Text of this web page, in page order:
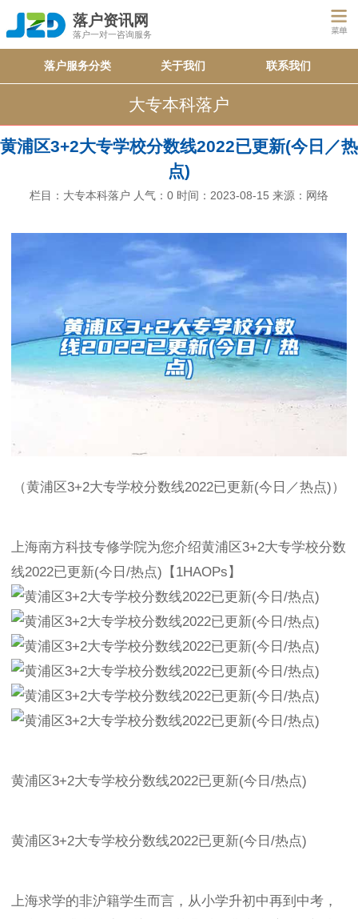
落户资讯网
落户一对一咨询服务
落户服务分类 关于我们 联系我们
大专本科落户
黄浦区3+2大专学校分数线2022已更新(今日／热
点)
栏目： 大专本科落户 人气： 0 时间：2023-08-15 来源：网络
（黄浦区3+2大专学校分数线2022已更新(今日／热点)）
上海南方科技专修学院为您介绍黄浦区3+2大专学校分数
线2022已更新(今日/热点)【1HAOPs】
黄浦区3+2大专学校分数线2022已更新(今日/热点)
黄浦区3+2大专学校分数线2022已更新(今日/热点)
上海求学的非沪籍学生而言，从小学升初中再到中考，